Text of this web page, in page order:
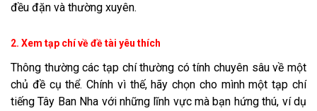
đều đặn và thường xuyên.
2. Xem tạp chí về đề tài yêu thích
Thông thường các tạp chí thường có tính chuyên sâu về một
chủ đề cụ thể. Chính vì thế, hãy chọn cho mình một tạp chí
tiếng Tây Ban Nha với những lĩnh vực mà bạn hứng thú, ví dụ